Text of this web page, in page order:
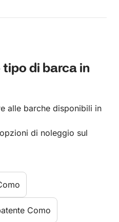
di barca in
alle barche disponibili in
di noleggio sul
Como